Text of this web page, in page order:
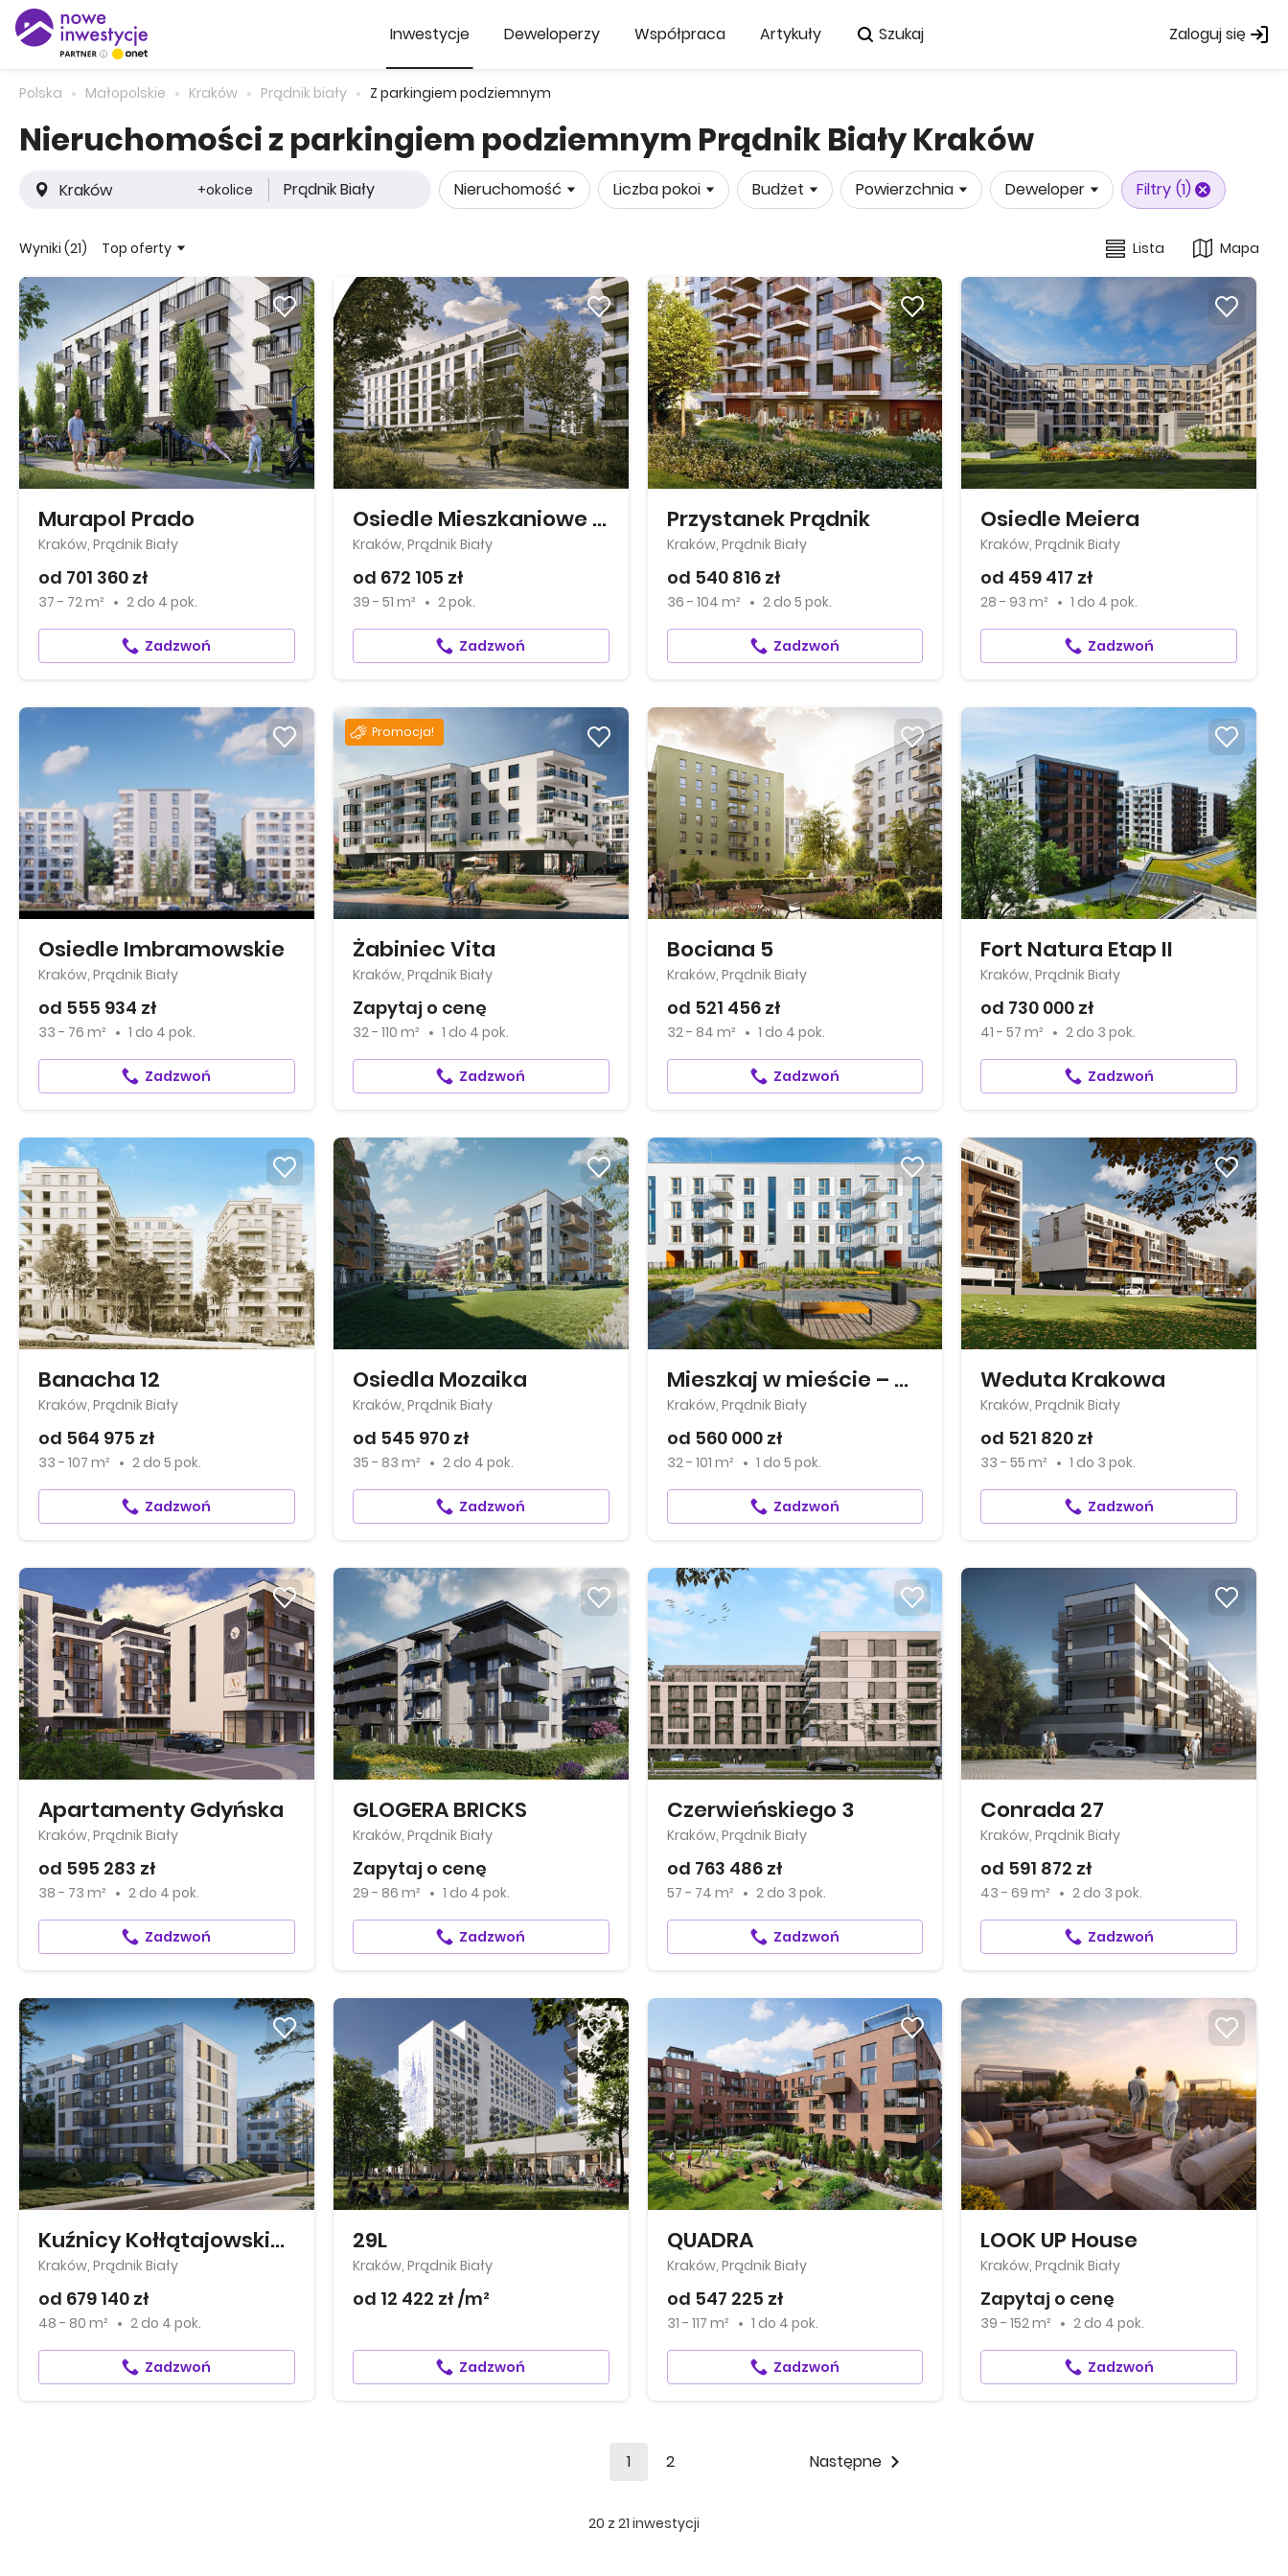
Inwestycje Deweloperzy Współpraca Artykuły Szukaj Zaloguj się
Polska Małopolskie Kraków Prądnik biały Z parkingiem podziemnym
Nieruchomości z parkingiem podziemnym Prądnik Biały Kraków
+okolice Prądnik Biały Nieruchomość Liczba pokoi Budżet Powierzchnia Deweloper Filtry (1)
Wyniki (21) Top oferty Lista Mapa
Murapol Prado
Kraków, Prądnik Biały
od 701 360 zł
37 - 72 m² 2 do 4 pok.
Zadzwoń
Osiedle Mieszkaniowe Górka Narodowa
Kraków, Prądnik Biały
od 672 105 zł
39 - 51 m² 2 pok.
Zadzwoń
Przystanek Prądnik
Kraków, Prądnik Biały
od 540 816 zł
36 - 104 m² 2do 5 pok.
Zadzwoń
Osiedle Meiera
Kraków, Prądnik Biały
od 459 417 zł
28 - 93 m² 1 do 4 pok.
Zadzwoń
Osiedle Imbramowskie
Kraków, Prądnik Biały
od 555 934 zł
33 - 76 m² 1 do 4 pok.
Zadzwoń
Promocja!
Żabiniec Vita
Kraków, Prądnik Biały
Zapytaj o cenę
32 - 110 m² 1 do 4 pok.
Zadzwoń
Bociana 5
Kraków, Prądnik Biały
od 521 456 zł
32 - 84 m² 1 do 4 pok.
Zadzwoń
Fort Natura Etap II
Kraków, Prądnik Biały
od 730 000 zł
41 - 57 m² 2 do 3 pok.
Zadzwoń
Banacha 12
Kraków, Prądnik Biały
od 564 975 zł
33 - 107 m² 2 do 5 pok.
Zadzwoń
Osiedla Mozaika
Kraków, Prądnik Biały
od 545 970 zł
35 - 83 m² 2do 4 pok.
Zadzwoń
Mieszkaj w mieście – Ogrody Glogera
Kraków, Prądnik Biały
od 560 000 zł
32 - 101 m² 1 do 5 pok.
Zadzwoń
Weduta Krakowa
Kraków, Prądnik Biały
od 521 820 zł
33 - 55 m² 1 do 3 pok.
Zadzwoń
Apartamenty Gdyńska
Kraków, Prądnik Biały
od 595 283 zł
38 - 73 m² 2 do 4 pok.
Zadzwoń
GLOGERA BRICKS
Kraków, Prądnik Biały
Zapytaj o cenę
29 - 86 m² 1 do 4 pok.
Zadzwoń
Czerwieńskiego 3
Kraków, Prądnik Biały
od 763 486 zł
57 - 74 m² 2do 3 pok.
Zadzwoń
Conrada 27
Kraków, Prądnik Biały
od 591 872 zł
43 - 69 m² 2 do 3 pok.
Zadzwoń
Kuźnicy Kołłątajowskiej 42
Kraków, Prądnik Biały
od 679 140 zł
48 - 80 m² 2 do 4 pok.
Zadzwoń
29L
Kraków, Prądnik Biały
od 12 422 zł /m²
Zadzwoń
QUADRA
Kraków, Prądnik Biały
od 547 225 zł
31 - 117 m² 1 do 4 pok.
Zadzwoń
LOOK UP House
Kraków, Prądnik Biały
Zapytaj o cenę
39 - 152 m² 2 do 4 pok.
Zadzwoń
1 2 Następne
20 z 21 inwestycji